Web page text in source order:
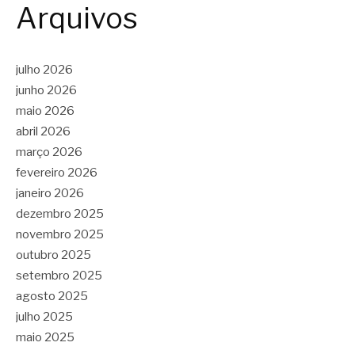
Arquivos
julho 2026
junho 2026
maio 2026
abril 2026
março 2026
fevereiro 2026
janeiro 2026
dezembro 2025
novembro 2025
outubro 2025
setembro 2025
agosto 2025
julho 2025
maio 2025